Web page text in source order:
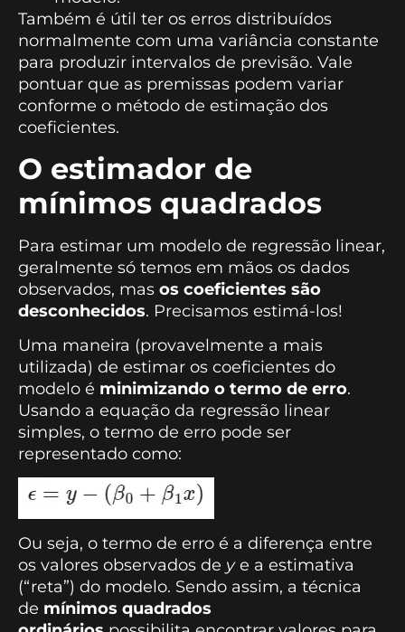
Também é útil ter os erros distribuídos
normalmente com uma variância constante
para produzir intervalos de previsão. Vale
pontuar que as premissas podem variar
conforme o método de estimação dos
coeficientes.
O estimador de
mínimos quadrados
Para estimar um modelo de regressão linear,
geralmente só temos em mãos os dados
observados, mas os coeficientes são
desconhecidos. Precisamos estimá-los!
Uma maneira (provavelmente a mais
utilizada) de estimar os coeficientes do
modelo é minimizando o termo de erro.
Usando a equação da regressão linear
simples, o termo de erro pode ser
representado como:
Ou seja, o termo de erro é a diferença entre
os valores observados de ye a estimativa
(“reta”) do modelo. Sendo assim, a técnica
de mínimos quadrados